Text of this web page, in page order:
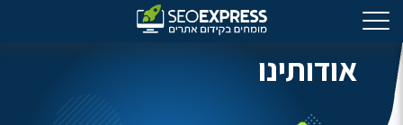
אודותינו